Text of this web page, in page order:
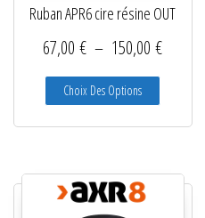
Ruban APR6 cire résine OUT
67,00€ – 150,00€Plage
Choix Des Options Ce